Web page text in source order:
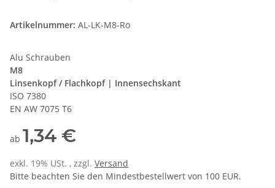
Artikelnummer: AL-LK-M8-Ro
Alu Schrauben
M8
Linsenkopf / Flachkopf | Innensechskant
ISO 7380
EN AW 7075 T6
ab 1,34 €
exkl. 19% USt. , zzgl. Versand
Bitte beachten Sie den Mindestbestellwert von 100 EUR.